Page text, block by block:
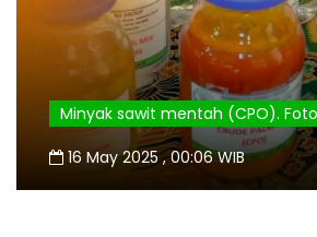
Minyak sawit mentah (CPO).
16 May 2025 , 00:06 WIB